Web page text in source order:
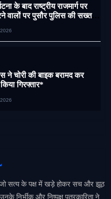
के बाद राष्ट्रीय राजमार्ग पर
वालों पर पुसौर पुलिस की सख्त
ने चोरी की बाइक बरामद कर
गिरफ्तार*
जो सत्य के पक्ष में खड़े होकर सच और झूठ
निर्भीक और निष्पक्ष पत्रकारिता ने